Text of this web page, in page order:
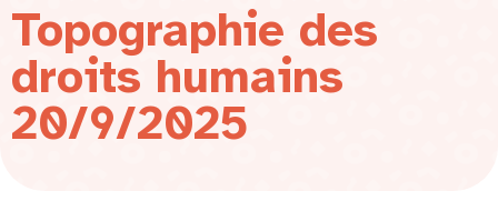
Topographie des
droits humains
20/9/2025